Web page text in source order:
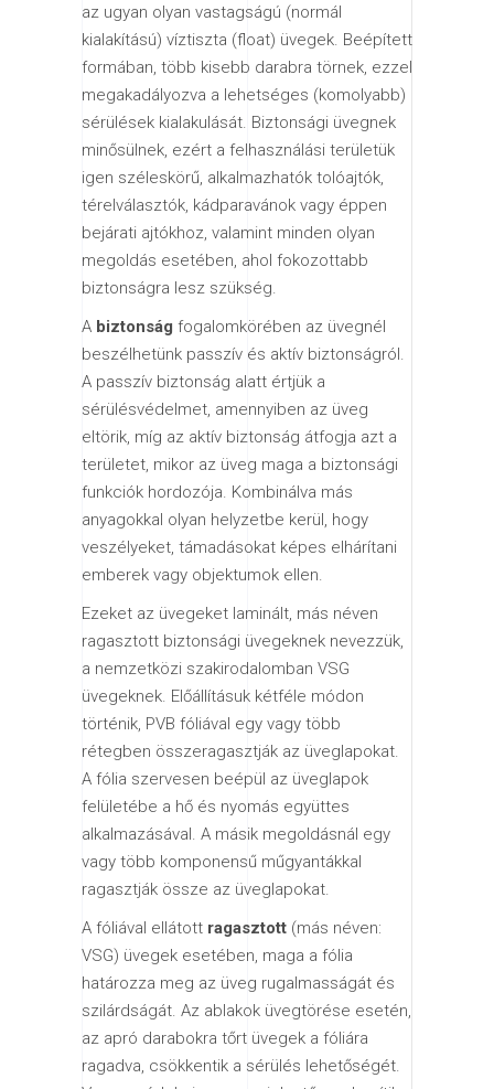
az ugyan olyan vastagságú (normál
kialakítású) víztiszta (float) üvegek. Beépített
formában, több kisebb darabra törnek, ezzel
megakadályozva a lehetséges (komolyabb)
sérülések kialakulását. Biztonsági üvegnek
minősülnek, ezért a felhasználási területük
igen széleskörű, alkalmazhatók tolóajtók,
térelválasztók, kádparavánok vagy éppen
bejárati ajtókhoz, valamint minden olyan
megoldás esetében, ahol fokozottabb
biztonságra lesz szükség.
A biztonság fogalomkörében az üvegnél
beszélhetünk passzív és aktív biztonságról.
A passzív biztonság alatt értjük a
sérülésvédelmet, amennyiben az üveg
eltörik, míg az aktív biztonság átfogja azt a
területet, mikor az üveg maga a biztonsági
funkciók hordozója. Kombinálva más
anyagokkal olyan helyzetbe kerül, hogy
veszélyeket, támadásokat képes elhárítani
emberek vagy objektumok ellen.
Ezeket az üvegeket laminált, más néven
ragasztott biztonsági üvegeknek nevezzük,
a nemzetközi szakirodalomban VSG
üvegeknek. Előállításuk kétféle módon
történik, PVB fóliával egy vagy több
rétegben összeragasztják az üveglapokat.
A fólia szervesen beépül az üveglapok
felületébe a hő és nyomás együttes
alkalmazásával. A másik megoldásnál egy
vagy több komponensű műgyantákkal
ragasztják össze az üveglapokat.
A fóliával ellátott ragasztott (más néven:
VSG) üvegek esetében, maga a fólia
határozza meg az üveg rugalmasságát és
szilárdságát. Az ablakok üvegtörése esetén,
az apró darabokra tőrt üvegek a fóliára
ragadva, csökkentik a sérülés lehetőségét.